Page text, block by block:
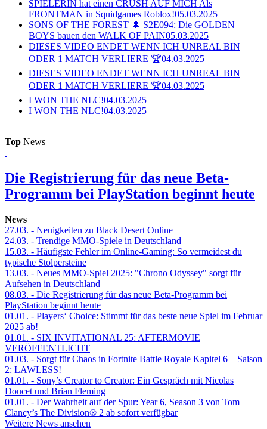
SPIELERIN hat einen CRUSH AUF MICH Als
FRONTMAN in Squidgames Roblox!05.03.2025
SONS OF THE FOREST 🌲 S2E094: Die GOLDEN
BOYS bauen den WALK OF PAIN05.03.2025
DIESES VIDEO ENDET WENN ICH UNREAL BIN
ODER 1 MATCH VERLIERE 🏆04.03.2025
DIESES VIDEO ENDET WENN ICH UNREAL BIN
ODER 1 MATCH VERLIERE 🏆04.03.2025
I WON THE NLC!04.03.2025
I WON THE NLC!04.03.2025
Top News
Die Registrierung für das neue Beta-
Programm bei PlayStation beginnt heute
News
27.03. - Neuigkeiten zu Black Desert Online
24.03. - Trendige MMO-Spiele in Deutschland
15.03. - Häufigste Fehler im Online-Gaming: So vermeidest du
typische Stolpersteine
13.03. - Neues MMO-Spiel 2025: "Chrono Odyssey" sorgt für
Aufsehen in Deutschland
08.03. - Die Registrierung für das neue Beta-Programm bei
PlayStation beginnt heute
01.01. - Players‘ Choice: Stimmt für das beste neue Spiel im Februar
2025 ab!
01.01. - SIX INVITATIONAL 25: AFTERMOVIE
VERÖFFENTLICHT
01.03. - Sorgt für Chaos in Fortnite Battle Royale Kapitel 6 – Saison
2: LAWLESS!
01.01. - Sony’s Creator to Creator: Ein Gespräch mit Nicolas
Doucet und Brian Fleming
01.01. - Der Wahrheit auf der Spur: Year 6, Season 3 von Tom
Clancy’s The Division® 2 ab sofort verfügbar
Weitere News ansehen